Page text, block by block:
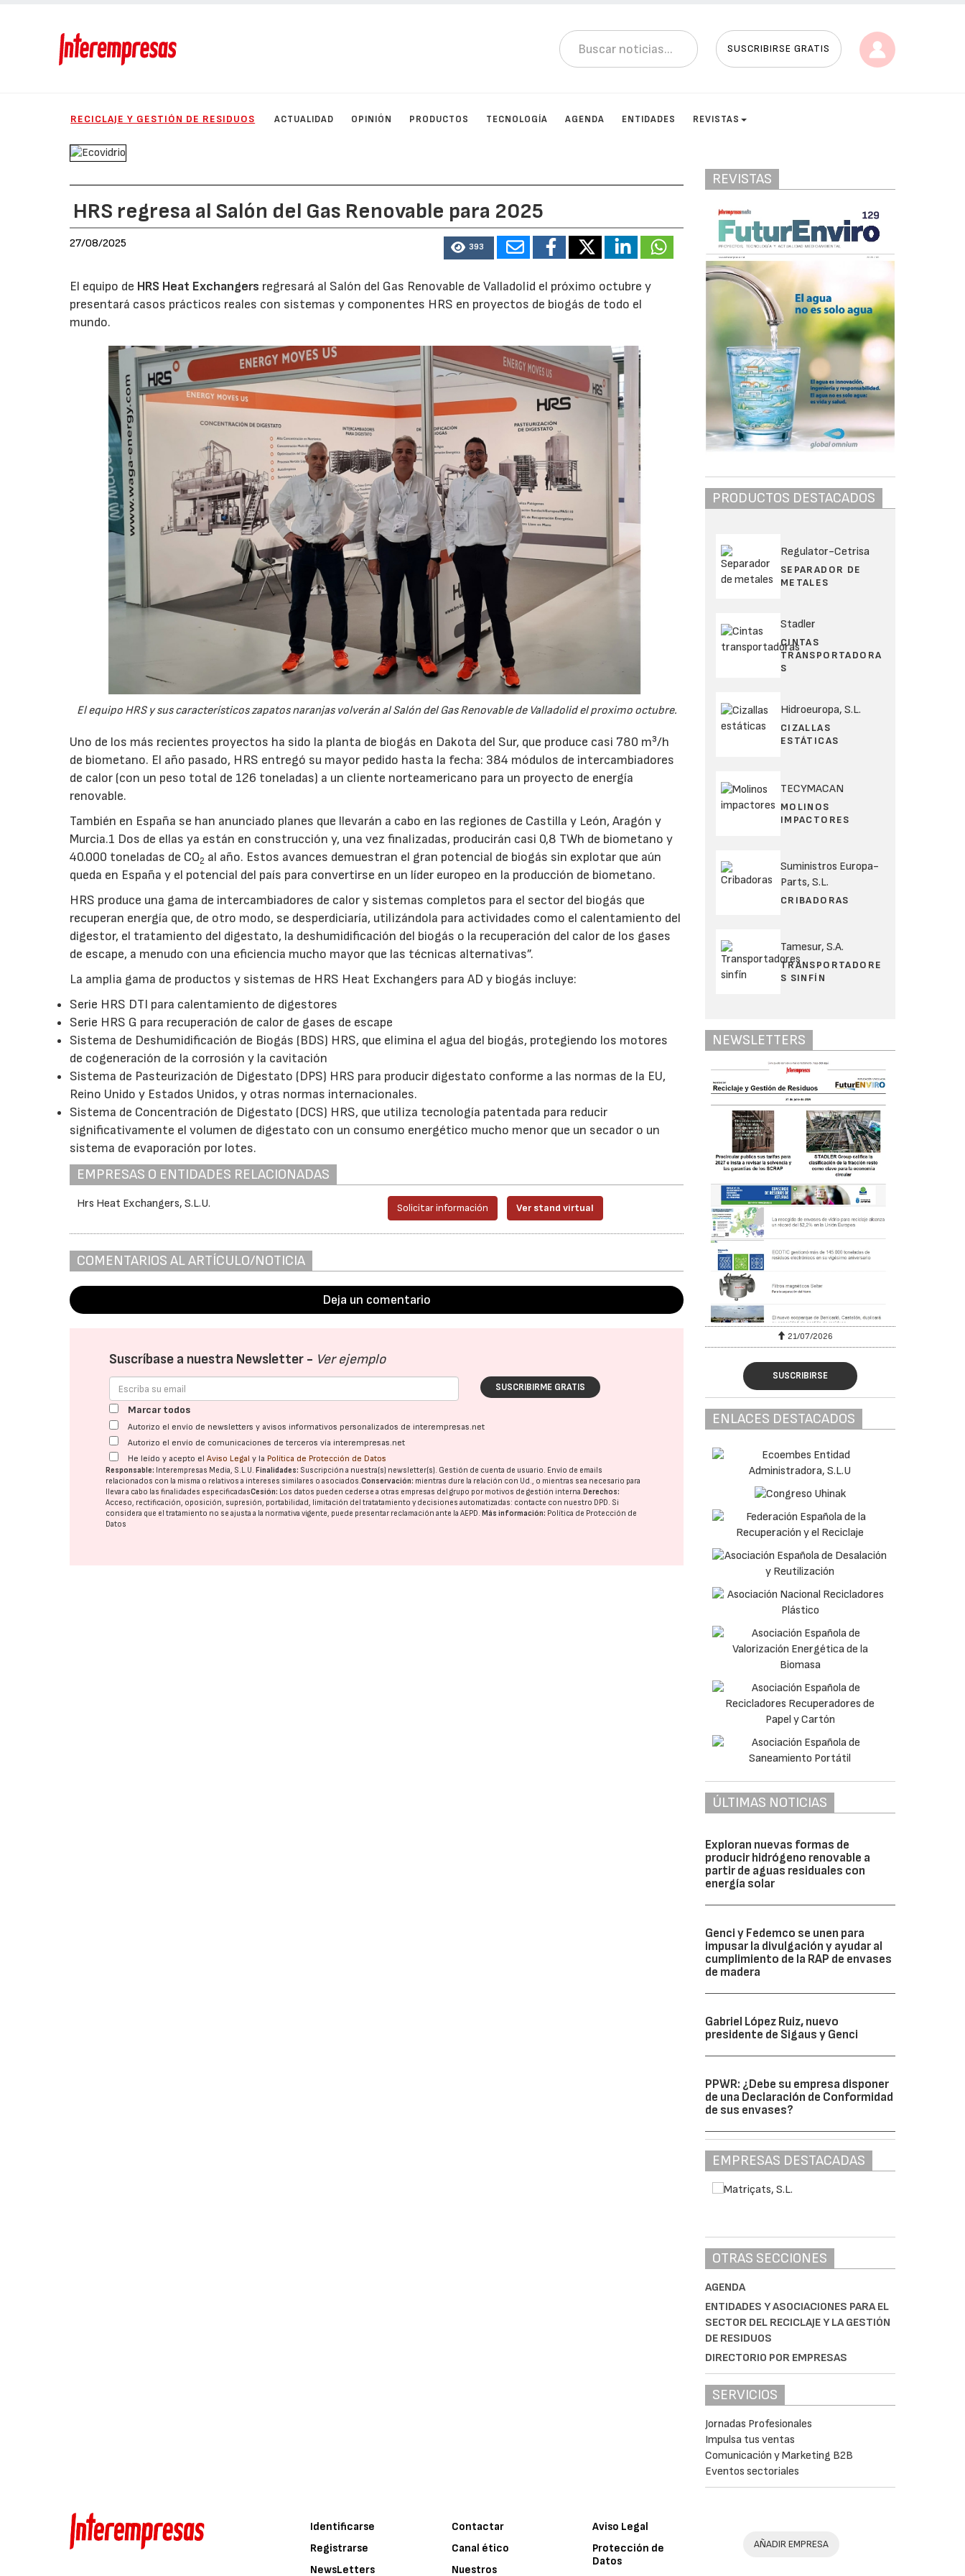
SUSCRIBIRSE GRATIS
RECICLAJE Y GESTIÓN DE RESIDUOS ACTUALIDAD OPINIÓN PRODUCTOS TECNOLOGÍA AGENDA ENTIDADES REVISTAS
HRS regresa al Salón del Gas Renovable para 2025
27/08/2025 393
El equipo de HRS Heat Exchangers regresará al Salón del Gas Renovable de Valladolid el próximo octubre y
presentará casos prácticos reales con sistemas y componentes HRS en proyectos de biogás de todo el
mundo.
El equipo HRS y sus característicos zapatos naranjas volverán al Salón del Gas Renovable de Valladolid el proximo octubre.
Uno de los más recientes proyectos ha sido la planta de biogás en Dakota del Sur, que produce casi 780 m³/h
de biometano. El año pasado, HRS entregó su mayor pedido hasta la fecha: 384 módulos de intercambiadores
de calor (con un peso total de 126 toneladas) a un cliente norteamericano para un proyecto de energía
renovable.
También en España se han anunciado planes que llevarán a cabo en las regiones de Castilla y León, Aragón y
Murcia.1 Dos de ellas ya están en construcción y, una vez finalizadas, producirán casi 0,8 TWh de biometano y
40.000 toneladas de CO2 al año. Estos avances demuestran el gran potencial de biogás sin explotar que aún
queda en España y el potencial del país para convertirse en un líder europeo en la producción de biometano.
HRS produce una gama de intercambiadores de calor y sistemas completos para el sector del biogás que
recuperan energía que, de otro modo, se desperdiciaría, utilizándola para actividades como el calentamiento del
digestor, el tratamiento del digestato, la deshumidificación del biogás o la recuperación del calor de los gases
de escape, a menudo con una eficiencia mucho mayor que las técnicas alternativas”.
La amplia gama de productos y sistemas de HRS Heat Exchangers para AD y biogás incluye:
Serie HRS DTI para calentamiento de digestores
Serie HRS G para recuperación de calor de gases de escape
Sistema de Deshumidificación de Biogás (BDS) HRS, que elimina el agua del biogás, protegiendo los motores
de cogeneración de la corrosión y la cavitación
Sistema de Pasteurización de Digestato (DPS) HRS para producir digestato conforme a las normas de la EU,
Reino Unido y Estados Unidos, y otras normas internacionales.
Sistema de Concentración de Digestato (DCS) HRS, que utiliza tecnología patentada para reducir
significativamente el volumen de digestato con un consumo energético mucho menor que un secador o un
sistema de evaporación por lotes.
EMPRESAS O ENTIDADES RELACIONADAS
Hrs Heat Exchangers, S.L.U. Solicitar información Ver stand virtual
COMENTARIOS AL ARTÍCULO/NOTICIA
Deja un comentario
Suscríbase a nuestra Newsletter - Ver ejemplo
SUSCRIBIRME GRATIS
Marcar todos
Autorizo el envío de newsletters y avisos informativos personalizados de interempresas.net
Autorizo el envío de comunicaciones de terceros vía interempresas.net
He leído y acepto elAviso Legal y la Política de Protección de Datos
Responsable: Interempresas Media, S.L.U. Finalidades: Suscripción a nuestra(s) newsletter(s). Gestión de cuenta de usuario. Envío de emails
relacionados con la misma o relativos a intereses similares o asociados.Conservación: mientras dure la relación con Ud., o mientras sea necesario para
llevar a cabo las finalidades especificadasCesión: Los datos pueden cederse a otras empresas del grupo por motivos de gestión interna. Derechos:
Acceso, rectificación, oposición, supresión, portabilidad, limitación del tratatamiento y decisiones automatizadas: contacte con nuestro DPD. Si
considera que el tratamiento no se ajusta a la normativa vigente, puede presentar reclamación ante laAEPD. Más información: Política de Protección de
Datos
REVISTAS
PRODUCTOS DESTACADOS
Regulator-Cetrisa
SEPARADOR DE
METALES
Stadler
CINTAS
TRANSPORTADORA
S
Hidroeuropa, S.L.
CIZALLAS
ESTÁTICAS
TECYMACAN
MOLINOS
IMPACTORES
Suministros Europa-
Parts, S.L.
CRIBADORAS
Tamesur, S.A.
TRANSPORTADORE
S SINFÍN
NEWSLETTERS
21/07/2026
SUSCRIBIRSE
ENLACES DESTACADOS
ÚLTIMAS NOTICIAS
Exploran nuevas formas de
producir hidrógeno renovable a
partir de aguas residuales con
energía solar
Genci y Fedemco se unen para
impusar la divulgación y ayudar al
cumplimiento de la RAP de envases
de madera
Gabriel López Ruiz, nuevo
presidente de Sigaus y Genci
PPWR: ¿Debe su empresa disponer
de una Declaración de Conformidad
de sus envases?
EMPRESAS DESTACADAS
OTRAS SECCIONES
AGENDA
ENTIDADES Y ASOCIACIONES PARA EL
SECTOR DEL RECICLAJE Y LA GESTIÓN
DE RESIDUOS
DIRECTORIO POR EMPRESAS
SERVICIOS
Jornadas Profesionales
Impulsa tus ventas
Comunicación y Marketing B2B
Eventos sectoriales
Identificarse
Registrarse
NewsLetters
Contactar
Canal ético
Nuestros
Aviso Legal
Protección de
Datos
AÑADIR EMPRESA